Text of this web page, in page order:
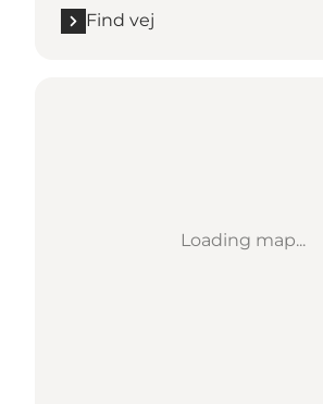
Find vej
Loading map...